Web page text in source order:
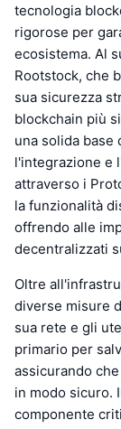
tecnologia
rigorose per
ecosistema. Al
Rootstock, che
sua sicurezza
blockchain più
una solida base
l'integrazione e
attraverso i
la funzionalità
offrendo alle
decentralizzati
Oltre
diverse misure
sua rete e gli
primario per
assicurando
in modo sicuro.
componente